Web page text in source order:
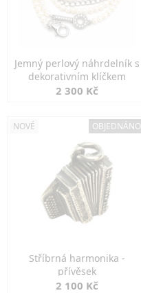
Jemný perlový náhrdelník s
dekorativním klíčkem
2 300 Kč
NOVÉ OBJEDNÁNO
Stříbrná harmonika -
přívěsek
2 100 Kč